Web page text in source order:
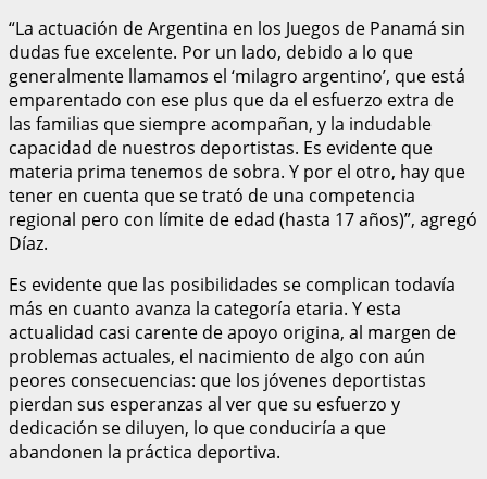
“La actuación de Argentina en los Juegos de Panamá sin
dudas fue excelente. Por un lado, debido a lo que
generalmente llamamos el ‘milagro argentino’, que está
emparentado con ese plus que da el esfuerzo extra de
las familias que siempre acompañan, y la indudable
capacidad de nuestros deportistas. Es evidente que
materia prima tenemos de sobra. Y por el otro, hay que
tener en cuenta que se trató de una competencia
regional pero con límite de edad (hasta 17 años)”, agregó
Díaz.
Es evidente que las posibilidades se complican todavía
más en cuanto avanza la categoría etaria. Y esta
actualidad casi carente de apoyo origina, al margen de
problemas actuales, el nacimiento de algo con aún
peores consecuencias: que los jóvenes deportistas
pierdan sus esperanzas al ver que su esfuerzo y
dedicación se diluyen, lo que conduciría a que
abandonen la práctica deportiva.